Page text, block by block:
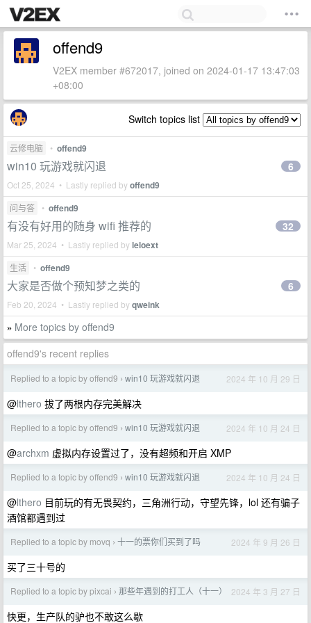
offend9
V2EX member #672017, joined on 2024-01-17 13:47:03
+08:00
Switch topics list
云修电脑 • offend9
win10 玩游戏就闪退
Oct 25, 2024 • Lastly replied byoffend9
6
问与答 • offend9
有没有好用的随身 wifi 推荐的
Mar 25, 2024 • Lastly replied byleloext
32
生活 • offend9
大家是否做个预知梦之类的
Feb 20, 2024 • Lastly replied byqweink
6
» More topics by offend9
offend9's recent replies
Replied to a topic by offend9 › win10 玩游戏就闪退 2024 年 10 月 29 日
@lthero 拔了两根内存完美解决
Replied to a topic by offend9 › win10 玩游戏就闪退 2024 年 10 月 24 日
@archxm 虚拟内存设置过了，没有超频和开启 XMP
Replied to a topic by offend9 › win10 玩游戏就闪退 2024 年 10 月 24 日
@lthero 目前玩的有无畏契约，三角洲行动，守望先锋，lol 还有骗子
酒馆都遇到过
Replied to a topic by movq › 十一的票你们买到了吗 2024 年 9 月 26 日
买了三十号的
Replied to a topic by pixcai › 那些年遇到的打工人（十一） 2024 年 3 月 27 日
快更，生产队的驴也不敢这么歇